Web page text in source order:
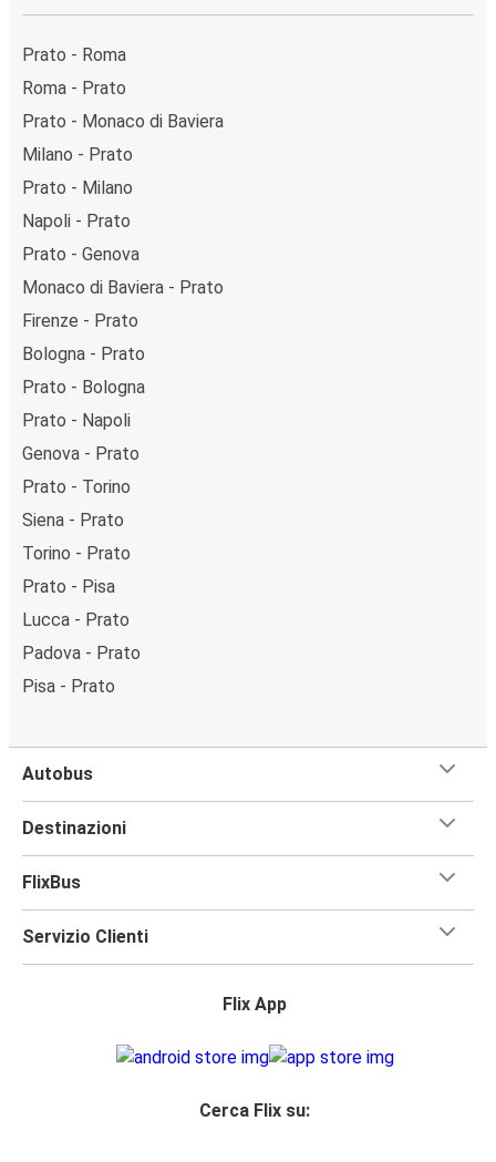
Prato - Roma
Roma - Prato
Prato - Monaco di Baviera
Milano - Prato
Prato - Milano
Napoli - Prato
Prato - Genova
Monaco di Baviera - Prato
Firenze - Prato
Bologna - Prato
Prato - Bologna
Prato - Napoli
Genova - Prato
Prato - Torino
Siena - Prato
Torino - Prato
Prato - Pisa
Lucca - Prato
Padova - Prato
Pisa - Prato
Autobus
Destinazioni
FlixBus
Servizio Clienti
Flix App
Cerca Flix su: